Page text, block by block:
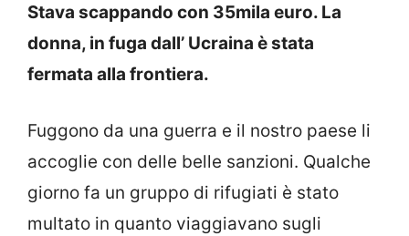
Stava scappando con 35mila euro. La
donna, in fuga dall’ Ucraina è stata
fermata alla frontiera.
Fuggono da una guerra e il nostro paese li
accoglie con delle belle sanzioni. Qualche
giorno fa un gruppo di rifugiati è stato
multato in quanto viaggiavano sugli